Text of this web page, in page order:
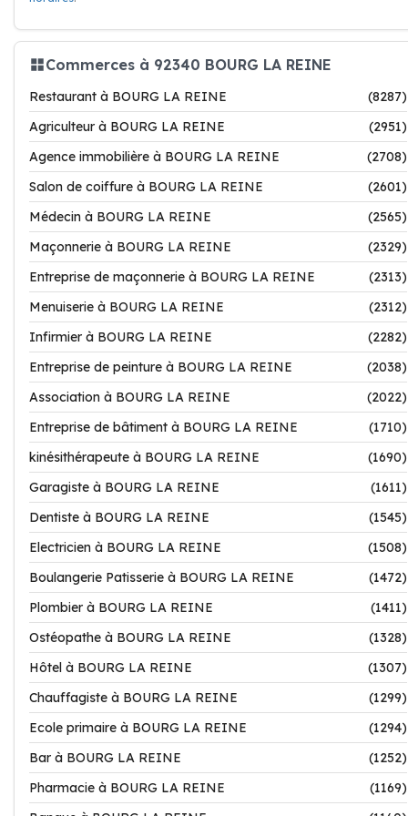
Commerces à 92340 BOURG LA REINE
Restaurant à BOURG LA REINE
(8287)
Agriculteur à BOURG LA REINE
(2951)
Agence immobilière à BOURG LA REINE
(2708)
Salon de coiffure à BOURG LA REINE
(2601)
Médecin à BOURG LA REINE
(2565)
Maçonnerie à BOURG LA REINE
(2329)
Entreprise de maçonnerie à BOURG LA REINE
(2313)
Menuiserie à BOURG LA REINE
(2312)
Infirmier à BOURG LA REINE
(2282)
Entreprise de peinture à BOURG LA REINE
(2038)
Association à BOURG LA REINE
(2022)
Entreprise de bâtiment à BOURG LA REINE
(1710)
kinésithérapeute à BOURG LA REINE
(1690)
Garagiste à BOURG LA REINE
(1611)
Dentiste à BOURG LA REINE
(1545)
Electricien à BOURG LA REINE
(1508)
Boulangerie Patisserie à BOURG LA REINE
(1472)
Plombier à BOURG LA REINE
(1411)
Ostéopathe à BOURG LA REINE
(1328)
Hôtel à BOURG LA REINE
(1307)
Chauffagiste à BOURG LA REINE
(1299)
Ecole primaire à BOURG LA REINE
(1294)
Bar à BOURG LA REINE
(1252)
Pharmacie à BOURG LA REINE
(1169)